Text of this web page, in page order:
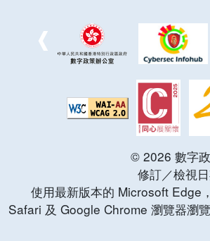
© 2026 數字
修訂／檢視日
使用最新版本的 Microsoft Edge
Safari 及 Google Chrome 瀏覽器瀏